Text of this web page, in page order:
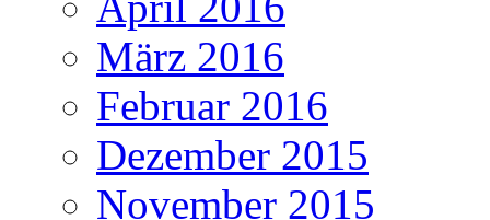
März 2016
Februar 2016
Dezember 2015
November 2015